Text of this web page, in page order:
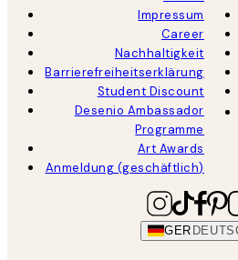
Impressum
Career
Nachhaltigkeit
Barrierefreiheitserklärung
Student Discount
Desenio Ambassador
Programme
Art Awards
Anmeldung (geschäftlich)
GER